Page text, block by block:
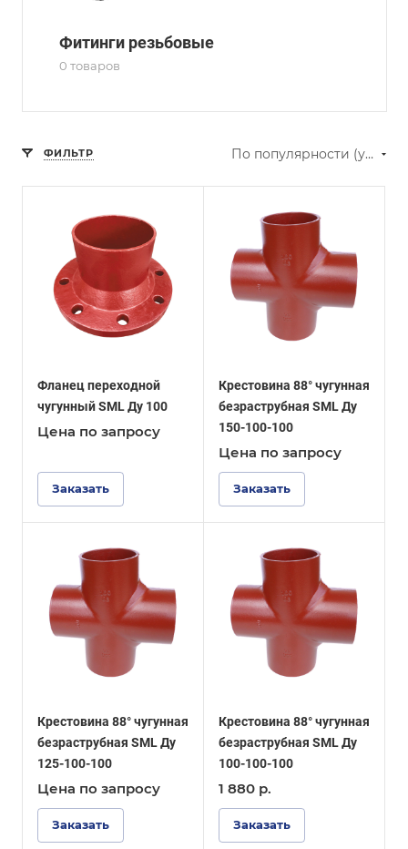
Фитинги резьбовые
0 товаров
ФИЛЬТР По популярности (убывание)
Фланец переходной
чугунный SML Ду 100
Цена по запросу
Заказать
Крестовина 88° чугунная
безраструбная SML Ду
150-100-100
Цена по запросу
Заказать
Крестовина 88° чугунная
безраструбная SML Ду
125-100-100
Цена по запросу
Заказать
Крестовина 88° чугунная
безраструбная SML Ду
100-100-100
1 880 р.
Заказать